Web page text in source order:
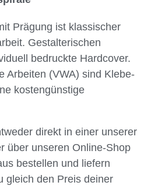
Prägung ist klassischer
Gestalterischen
bedruckte Hardcover.
Arbeiten (VWA) sind Klebe-
kostengünstige
direkt in einer unserer
über unseren Online-Shop
bestellen und liefern
gleich den Preis deiner